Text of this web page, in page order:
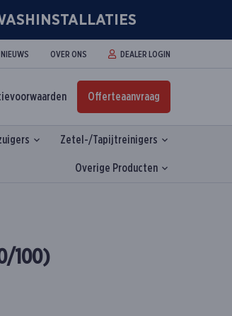
NIEUWS OVER ONS DEALER LOGIN
Offerteaanvraag
Zetel-/Tapijtreinigers
Overige Producten
100)